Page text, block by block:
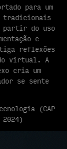
para um
tradicionais
partir do uso
e
reflexões
virtual. A
cria um
se sente
(CAP